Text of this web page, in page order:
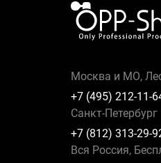
Москва и МО,
+7 (495) 212-11-
Санкт-
+7 (812) 313-29-
Вся Россия,